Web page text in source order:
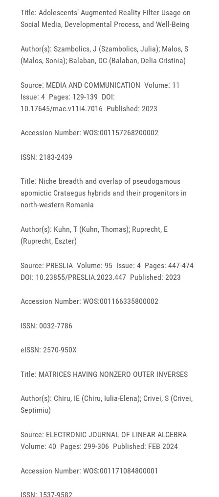
Title: Adolescents’ Augmented Reality Filter Usage on
Social Media, Developmental Process, and Well-Being
Author(s): Szambolics, J (Szambolics, Julia); Malos, S
(Malos, Sonia); Balaban, DC (Balaban, Delia Cristina)
Source: MEDIA AND COMMUNICATION Volume: 11
Issue: 4 Pages: 129-139 DOI:
10.17645/mac.v11i4.7016 Published: 2023
Accession Number: WOS:001157268200002
ISSN: 2183-2439
Title: Niche breadth and overlap of pseudogamous
apomictic Crataegus hybrids and their progenitors in
north-western Romania
Author(s): Kuhn, T (Kuhn, Thomas); Ruprecht, E
(Ruprecht, Eszter)
Source: PRESLIA Volume: 95 Issue: 4 Pages: 447-474
DOI: 10.23855/PRESLIA.2023.447 Published: 2023
Accession Number: WOS:001166335800002
ISSN: 0032-7786
eISSN: 2570-950X
Title: MATRICES HAVING NONZERO OUTER INVERSES
Author(s): Chiru, IE (Chiru, Iulia-Elena); Crivei, S (Crivei,
Septimiu)
Source: ELECTRONIC JOURNAL OF LINEAR ALGEBRA
Volume: 40 Pages: 299-306 Published: FEB 2024
Accession Number: WOS:001171084800001
ISSN: 1537-9582